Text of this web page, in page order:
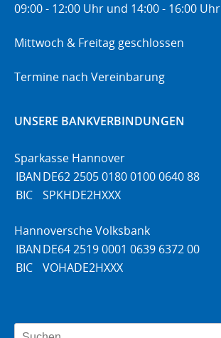
09:00 - 12:00 Uhr und 14:00 - 16:00 Uhr
Mittwoch & Freitag geschlossen
Termine nach Vereinbarung
UNSERE BANKVERBINDUNGEN
Sparkasse Hannover
IBANDE62 2505 0180 0100 0640 88
BIC
SPKHDE2HXXX
Hannoversche Volksbank
IBANDE64 2519 0001 0639 6372 00
BIC
VOHADE2HXXX